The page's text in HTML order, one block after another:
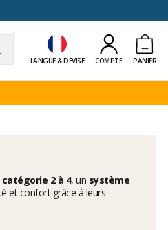
LANGUE & DEVISE COMPTE PANIER
catégorie 2 à 4, un système
et confort grâce à leurs